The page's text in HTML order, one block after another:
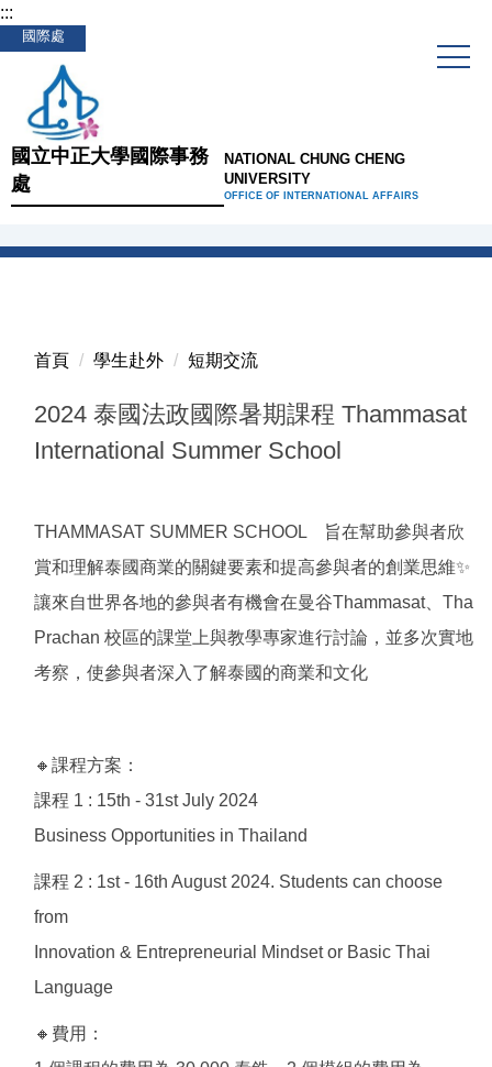
跳
到
內
容
區
:::
國際處
國立中正大學國際事務
處
NATIONAL CHUNG CHENG
UNIVERSITY
OFFICE OF INTERNATIONAL AFFAIRS
首頁 學生赴外 短期交流
2024 泰國法政國際暑期課程 Thammasat
International Summer School
THAMMASAT SUMMER SCHOOL 旨在幫助參與者欣
賞和理解泰國商業的關鍵要素和提高參與者的創業思維✨
讓來自世界各地的參與者有機會在曼谷Thammasat、Tha
Prachan 校區的課堂上與教學專家進行討論，並多次實地
考察，使參與者深入了解泰國的商業和文化
🔸課程方案：
課程 1 : 15th - 31st July 2024
Business Opportunities in Thailand
課程 2 : 1st - 16th August 2024. Students can choose
from
Innovation & Entrepreneurial Mindset or Basic Thai
Language
🔸費用：